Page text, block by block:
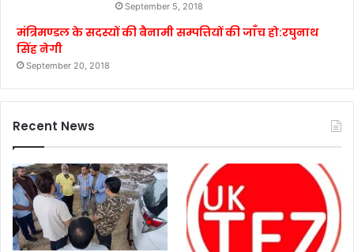
September 5, 2018
मंत्रिमण्डल के सदस्यों की बैनामी सम्पत्तियों की जाँच हो:रघुनाथ
सिंह नेगी
September 20, 2018
Recent News